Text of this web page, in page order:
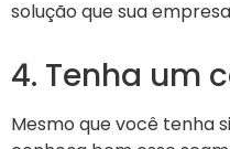
solução que sua
4. Tenha um
Mesmo que você tenha